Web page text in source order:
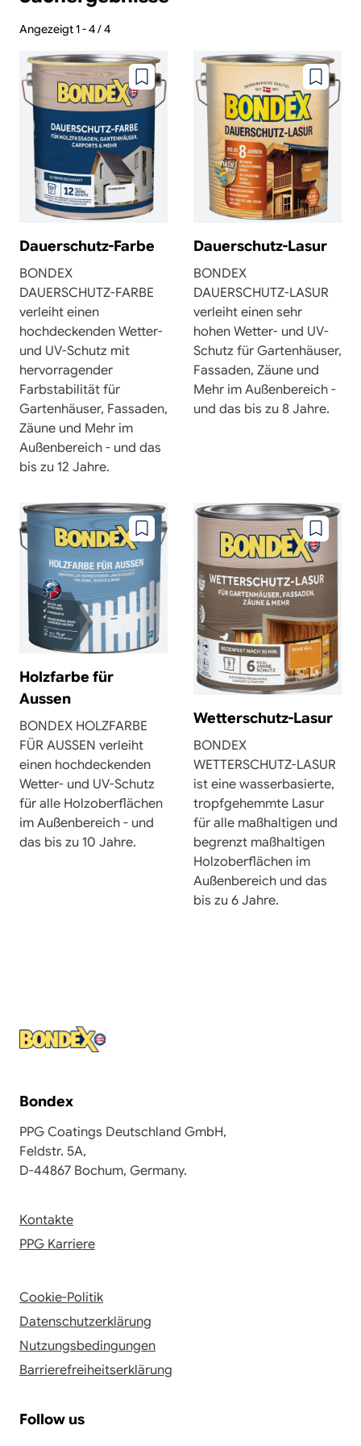
Angezeigt 1 - 4 / 4
Zu
wunschzettel
hinzufügen
Dauerschutz-Farbe
BONDEX
DAUERSCHUTZ-FARBE
verleiht einen
hochdeckenden Wetter-
und UV-Schutz mit
hervorragender
Farbstabilität für
Gartenhäuser, Fassaden,
Zäune und Mehr im
Außenbereich - und das
bis zu 12 Jahre.
Zu
Dauerschutz-Lasur
BONDEX
DAUERSCHUTZ-LASUR
verleiht einen sehr
hohen Wetter- und UV-
Schutz für Gartenhäuser,
Fassaden, Zäune und
Mehr im Außenbereich -
und das bis zu 8 Jahre.
Zu
wunschzettel
hinzufügen
Holzfarbe für
Aussen
BONDEX HOLZFARBE
FÜR AUSSEN verleiht
einen hochdeckenden
Wetter- und UV-Schutz
für alle Holzoberflächen
im Außenbereich - und
das bis zu 10 Jahre.
Zu
Wetterschutz-Lasur
BONDEX
WETTERSCHUTZ-LASUR
ist eine wasserbasierte,
tropfgehemmte Lasur
für alle maßhaltigen und
begrenzt maßhaltigen
Holzoberflächen im
Außenbereich und das
bis zu 6 Jahre.
Bondex
PPG Coatings Deutschland GmbH,
Feldstr. 5A,
D-44867 Bochum, Germany.
Kontakte
PPG Karriere
Cookie-Politik
Datenschutzerklärung
Nutzungsbedingungen
Barrierefreiheitserklärung
Follow us